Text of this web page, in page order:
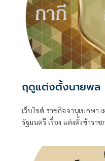
ฤดูแต่งตั้งนายพล
เว็บไซต์ ราชกิจจานุเบกษา
รัฐมนตรี เรื่อง แต่งตั้งข้ารา